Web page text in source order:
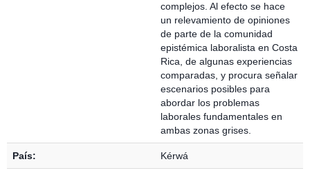
complejos. Al efecto se hace
un relevamiento de opiniones
de parte de la comunidad
epistémica laboralista en Costa
Rica, de algunas experiencias
comparadas, y procura señalar
escenarios posibles para
abordar los problemas
laborales fundamentales en
ambas zonas grises.
País: Kérwá